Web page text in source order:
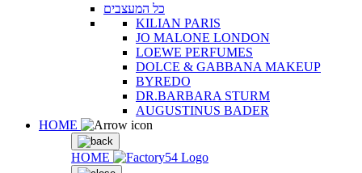
כל המעצבים
KILIAN PARIS
JO MALONE LONDON
LOEWE PERFUMES
DOLCE & GABBANA MAKEUP
BYREDO
DR.BARBARA STURM
AUGUSTINUS BADER
HOME
HOME